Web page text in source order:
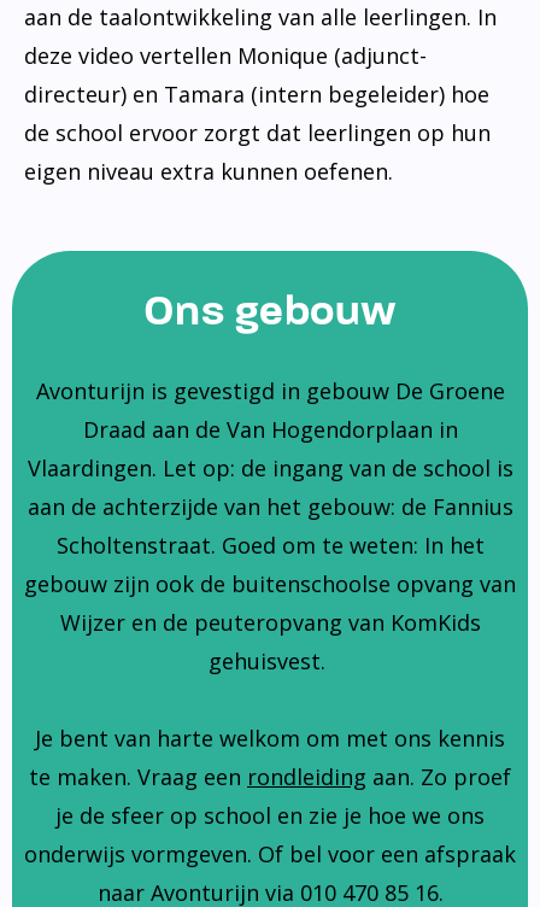
aan de taalontwikkeling van alle leerlingen. In
deze video vertellen Monique (adjunct-
directeur) en Tamara (intern begeleider) hoe
de school ervoor zorgt dat leerlingen op hun
eigen niveau extra kunnen oefenen.
Ons gebouw
Avonturijn is gevestigd in gebouw De Groene
Draad aan de Van Hogendorplaan in
Vlaardingen. Let op: de ingang van de school is
aan de achterzijde van het gebouw: de Fannius
Scholtenstraat. Goed om te weten: In het
gebouw zijn ook de buitenschoolse opvang van
Wijzer en de peuteropvang van KomKids
gehuisvest.
Je bent van harte welkom om met ons kennis
te maken. Vraag een rondleiding aan. Zo proef
je de sfeer op school en zie je hoe we ons
onderwijs vormgeven. Of bel voor een afspraak
naar Avonturijn via 010 470 85 16.